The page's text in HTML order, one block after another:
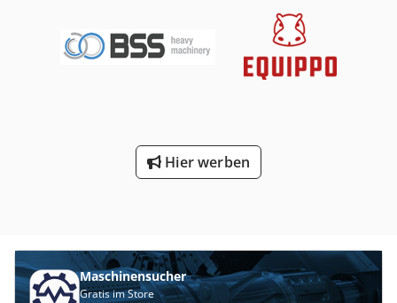
Belchbegleiteinrichtung + Vorderanschläge an
Rundführung Zweite Zweihandbedingung
Universalmatrize 100x100x5'100 mm Rehfussmesser 280 x
5'100 mm Matrizen-Zentrierplatte, b = 111 mm
Hier werben
Maschinensucher
Gratis im Store